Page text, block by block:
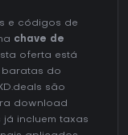
e códigos de
chave de
oferta está
baratas do
são
download
incluem taxas